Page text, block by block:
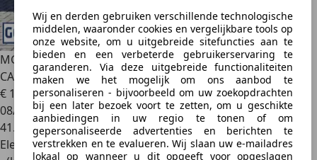
Wij en derden gebruiken verschillende technologische
middelen, waaronder cookies en vergelijkbare tools op
onze website, om u uitgebreide sitefuncties aan te
bieden en een verbeterde gebruikerservaring te
garanderen. Via deze uitgebreide functionaliteiten
maken we het mogelijk om ons aanbod te
personaliseren - bijvoorbeeld om uw zoekopdrachten
bij een later bezoek voort te zetten, om u geschikte
aanbiedingen in uw regio te tonen of om
gepersonaliseerde advertenties en berichten te
verstrekken en te evalueren. Wij slaan uw e-mailadres
lokaal op wanneer u dit opgeeft voor opgeslagen
MG ZSMG EV Luxury 45 KWH | LEDER | SCHUIFDAK |
CAMERA |
€ 14.880
08/2021
41.463 km
Elektrisch